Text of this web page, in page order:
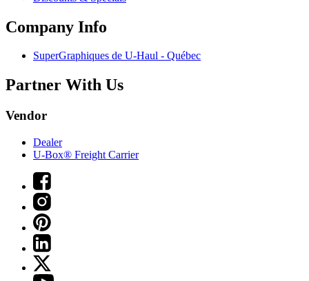
Company Info
SuperGraphiques de U-Haul - Québec
Partner With Us
Vendor
Dealer
U-Box® Freight Carrier